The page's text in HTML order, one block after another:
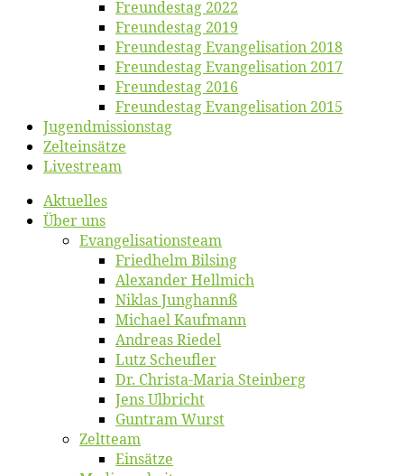
Freun­des­tag 2022
Freun­des­tag 2019
Freun­des­tag Evan­ge­li­sa­ti­on 2018
Freun­des­tag Evan­ge­li­sa­ti­on 2017
Freun­des­tag 2016
Freun­des­tag Evan­ge­li­sa­ti­on 2015
Jugend­mis­sions­tag
Zelt­ein­sät­ze
Live­stream
Ak­tu­el­les
Über uns
Evangelisa­tions­team
Fried­helm Bilsing
Alex­an­der Hellmich
Ni­klas Junghannß
Mi­cha­el Kaufmann
An­dre­as Riedel
Lutz Scheuf­ler
Dr. Chris­­ta-Ma­ria Steinberg
Jens Ulb­richt
Gun­tram Wurst
Zelt­team
Ein­sät­ze